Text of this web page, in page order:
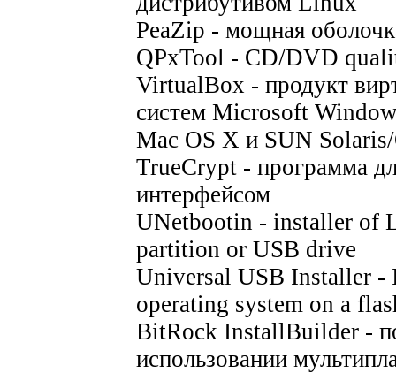
PeaZip - мощная
QPxTool - CD/DVD
VirtualBox - продукт
систем Microsoft
Mac OS X и SUN
TrueCrypt - программа
интерфейсом
UNetbootin - installer of
partition or USB drive
Universal USB Installer
operating system on a
BitRock InstallBuilder -
использовании